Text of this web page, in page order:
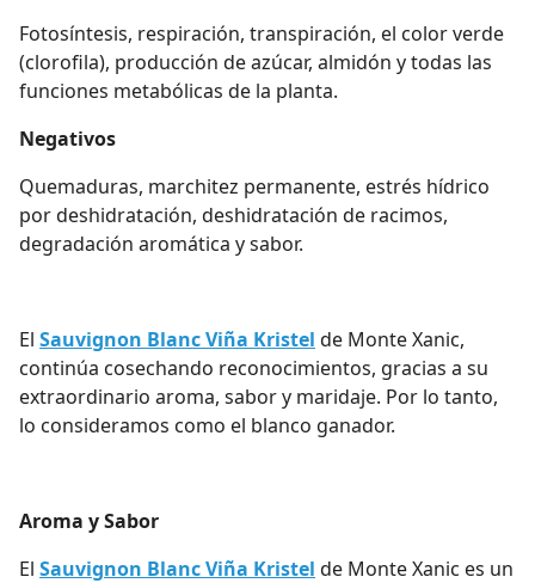
Fotosíntesis, respiración, transpiración, el color verde
(clorofila), producción de azúcar, almidón y todas las
funciones metabólicas de la planta.
Negativos
Quemaduras, marchitez permanente, estrés hídrico
por deshidratación, deshidratación de racimos,
degradación aromática y sabor.
El Sauvignon Blanc Viña Kristel de Monte Xanic,
continúa cosechando reconocimientos, gracias a su
extraordinario aroma, sabor y maridaje. Por lo tanto,
lo consideramos como el blanco ganador.
Aroma y Sabor
El Sauvignon Blanc Viña Kristel de Monte Xanic es un